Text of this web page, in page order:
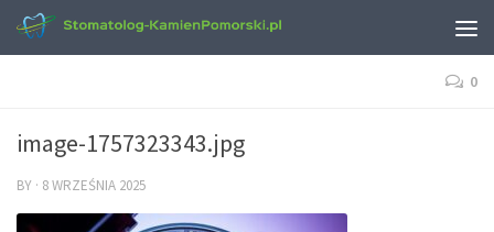
0
image-1757323343.jpg
BY · 8 WRZEŚNIA 2025